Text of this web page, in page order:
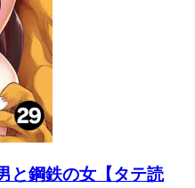
鋼鉄の女【タテ読